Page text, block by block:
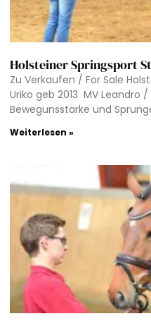
Holsteiner Springsport
Zu Verkaufen / For Sale
Uriko geb 2013 MV
Bewegunsstarke und
Weiterlesen »